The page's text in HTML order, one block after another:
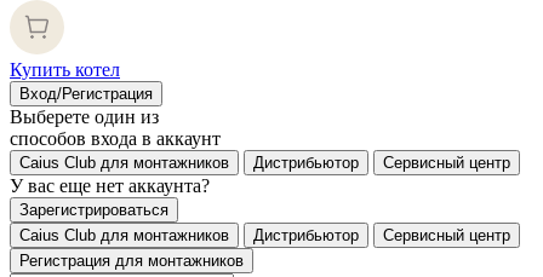
Купить котел
Вход/Регистрация
Выберете один из
способов входа в аккаунт
Caius Club для монтажников Дистрибьютор Сервисный центр
У вас еще нет аккаунта?
Зарегистрироваться
Caius Club для монтажников
Дистрибьютор
Сервисный центр
Регистрация для монтажников